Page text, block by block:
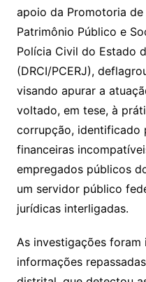
apoio da Promotoria
Patrimônio Público e
Polícia Civil do Estado
(DRCI/PCERJ),
visando apurar a
voltado, em tese, à
corrupção, identificado
financeiras
empregados públicos
um servidor público
jurídicas interligadas.
As investigações
informações